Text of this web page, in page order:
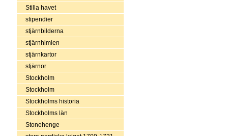
Stilla havet
stipendier
stjärnbilderna
stjärnhimlen
stjärnkartor
stjärnor
Stockholm
Stockholm
Stockholms historia
Stockholms län
Stonehenge